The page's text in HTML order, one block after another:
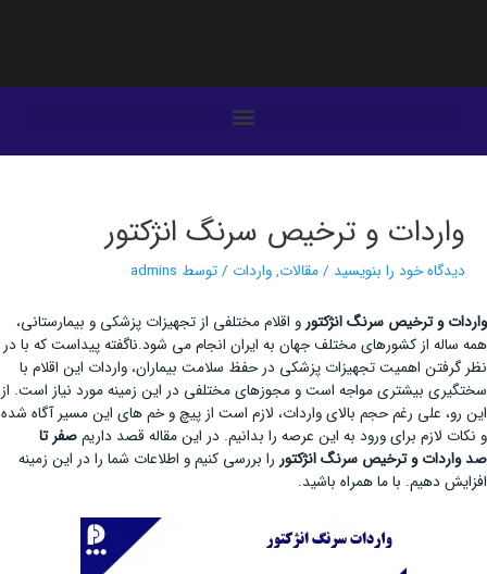
واردات و ترخیص سرنگ انژکتور
دیدگاه‌ خود را بنویسید /مقالات,واردات / توسط admins
واردات و ترخیص سرنگ انژکتور و اقلام مختلفی از تجهیزات پزشکی و بیمارستانی،
همه ساله از کشورهای مختلف جهان به ایران انجام می شود.ناگفته پیداست که با در
نظر گرفتن اهمیت تجهیزات پزشکی در حفظ سلامت بیماران، واردات این اقلام با
سختگیری بیشتری مواجه است و مجوزهای مختلفی در این زمینه مورد نیاز است. از
این رو، علی رغم حجم بالای واردات، لازم است از پیچ و خم های این مسیر آگاه شده
و نکات لازم برای ورود به این عرصه را بدانیم. در این مقاله قصد داریمصفر تا
صدواردات و ترخیص سرنگ انژکتور را بررسی کنیم و اطلاعات شما را در این زمینه
افزایش دهیم. با ما همراه باشید.